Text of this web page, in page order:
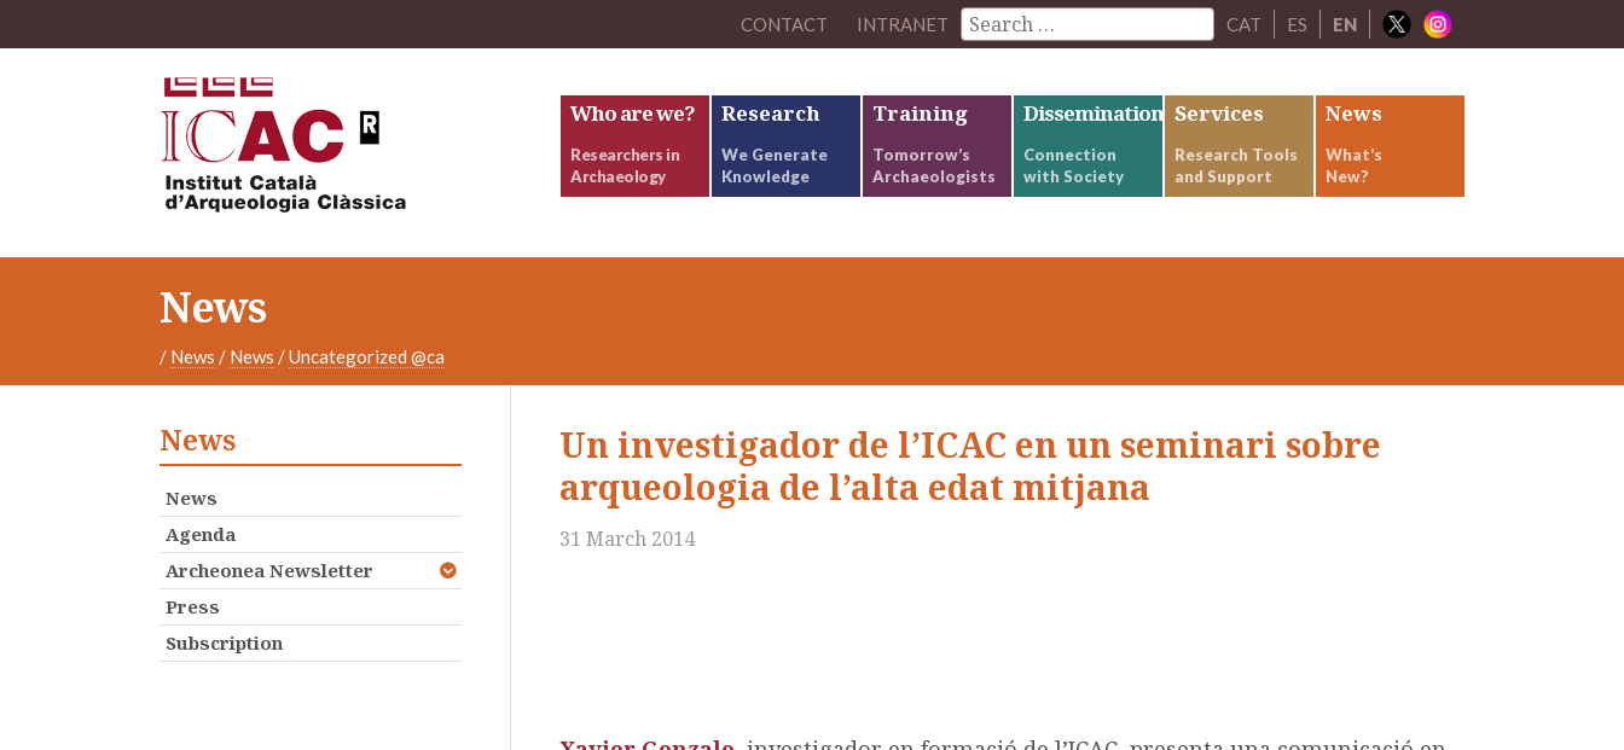
CONTACT INTRANET CAT ES EN
Who are we?
Researchers in
Archaeology
Research
We Generate
Knowledge
Training
Tomorrow’s
Archaeologists
Dissemination
Connection
with Society
Services
Research Tools
and Support
News
What’s
New?
News
/ News / News /Uncategorized @ca
Un investigador de l’ICAC en un seminari sobre
arqueologia de l’alta edat mitjana
31 March 2014
News
News
Agenda
Archeonea Newsletter
Press
Subscription